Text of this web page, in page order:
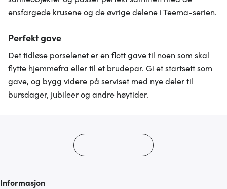
ensfargede krusene og de øvrige delene i Teema-serien.
Perfekt gave
Det tidløse porselenet er en flott gave til noen som skal
flytte hjemmefra eller til et brudepar. Gi et startsett som
gave, og bygg videre på serviset med nye deler til
bursdager, jubileer og andre høytider.
Informasjon